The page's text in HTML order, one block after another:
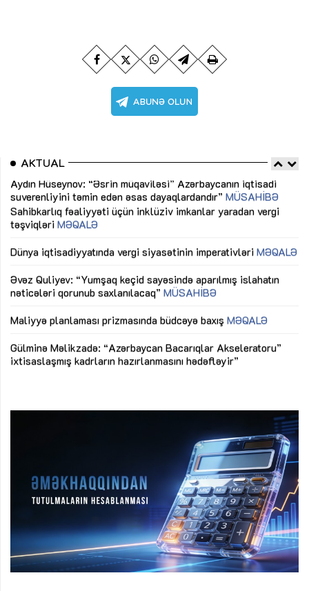
AKTUAL
Sahibkarlıq fəaliyyəti üçün inklüziv imkanlar yaradan vergi
təşviqləriMƏQALƏ
Dünya iqtisadiyyatında vergi siyasətinin imperativləri
Əvəz Quliyev: “Yumşaq keçid sayəsində aparılmış islahatın
Maliyyə planlaması prizmasında büdcəyə baxış
Gülminə Məlikzadə: “Azərbaycan Bacarıqlar Akseleratoru”